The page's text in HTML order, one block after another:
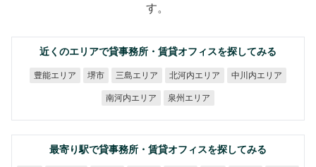
す。
近くのエリアで貸事務所・賃貸オフィスを探してみる
豊能エリア 堺市 三島エリア 北河内エリア 中川内エリア
南河内エリア 泉州エリア
最寄り駅で貸事務所・賃貸オフィスを探してみる